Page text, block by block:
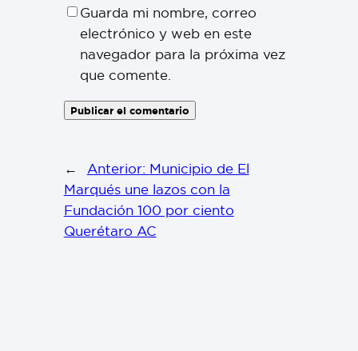
Guarda mi nombre, correo
electrónico y web en este
navegador para la próxima vez
que comente.
← Anterior: Municipio de El
Marqués une lazos con la
Fundación 100 por ciento
Querétaro AC